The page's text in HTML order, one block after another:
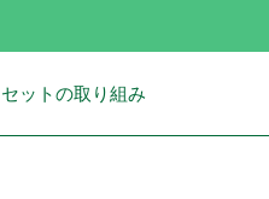
ットの取り組み